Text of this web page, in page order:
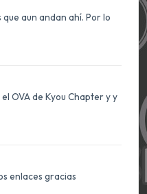
aun andan ahí. Por lo
OVA de Kyou Chapter y y
enlaces gracias